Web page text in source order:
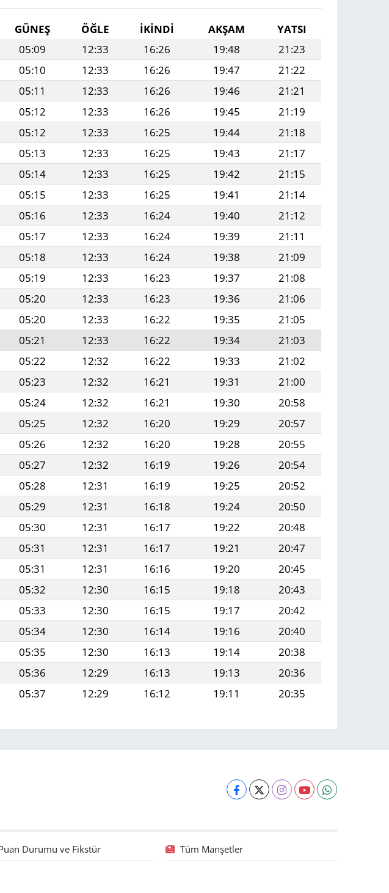
GÜNEŞ ÖĞLE İKINDI AKŞAM
YATSI
05:09 12:33 16:26 19:48
21:23
05:10 12:33 16:26 19:47
21:22
05:11 12:33 16:26 19:46
21:21
05:12 12:33 16:26 19:45
21:19
05:12 12:33 16:25 19:44
21:18
05:13 12:33 16:25 19:43
21:17
05:14 12:33 16:25 19:42
21:15
05:15 12:33 16:25 19:41
21:14
05:16 12:33 16:24 19:40
21:12
05:17 12:33 16:24 19:39
21:11
05:18 12:33 16:24 19:38
21:09
05:19 12:33 16:23 19:37
21:08
05:20 12:33 16:23 19:36
21:06
05:20 12:33 16:22 19:35
21:05
05:21 12:33 16:22 19:34
21:03
05:22 12:32 16:22 19:33
21:02
05:23 12:32 16:21 19:31
21:00
05:24 12:32 16:21 19:30
20:58
05:25 12:32 16:20 19:29
20:57
05:26 12:32 16:20 19:28
20:55
05:27 12:32 16:19 19:26
20:54
05:28 12:31 16:19 19:25
20:52
05:29 12:31 16:18 19:24
20:50
05:30 12:31 16:17 19:22
20:48
05:31 12:31 16:17 19:21
20:47
05:31 12:31 16:16 19:20
20:45
05:32 12:30 16:15 19:18
20:43
05:33 12:30 16:15 19:17
20:42
05:34 12:30 16:14 19:16
20:40
05:35 12:30 16:13 19:14
20:38
05:36 12:29 16:13 19:13
20:36
05:37 12:29 16:12 19:11 20:35
Durumu ve Fikstür Tüm Manşetler